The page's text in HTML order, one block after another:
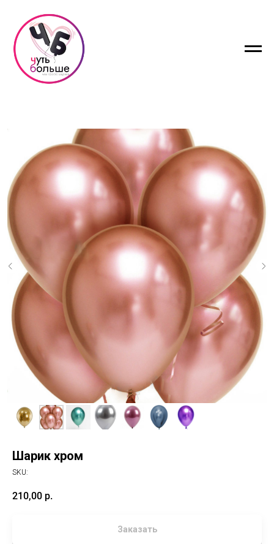
Шарик хром
SKU:
210,00 р.
Заказать